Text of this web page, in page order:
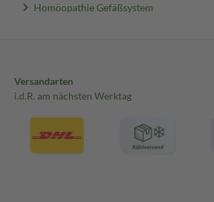
Homöopathie Gefäßsystem
Versandarten
i.d.R. am nächsten Werktag